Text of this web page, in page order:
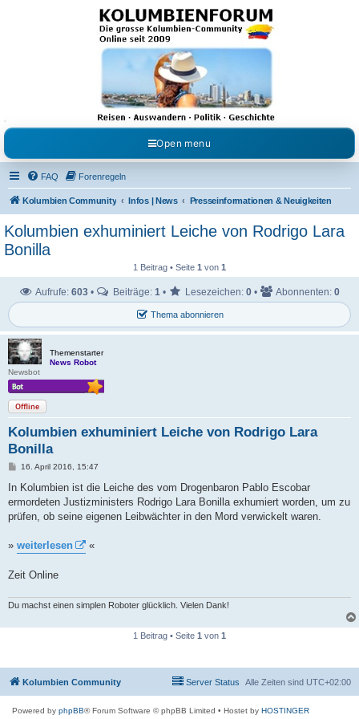
Kolumbienforum - Das
grosse Forum der
Freunde Kolumbiens
Reisen, Auswandern, Kultur, Politik, Geschichte und Visum in Kolumbien und Venezuela.
Austausch, Erfahrungen und Gemeinschaft im Kolumbienforum
Open menu
FAQ Forenregeln
Kolumbien Community Infos | News Presseinformationen & Neuigkeiten
Kolumbien exhuminiert Leiche von Rodrigo Lara
Bonilla
1 Beitrag • Seite 1 von 1
Thema abonnieren
Aufrufe: 603 • Beiträge: 1 • Lesezeichen: 0 • Abonnenten: 0
Themenstarter
News Robot
Newsbot
Offline
Kolumbien exhuminiert Leiche von Rodrigo Lara
Bonilla
B
r
a
16. April 2016, 15:47
In Kolumbien ist die Leiche des vom Drogenbaron Pablo Escobar
ermordeten Justizministers Rodrigo Lara Bonilla exhumiert worden, um zu
prüfen, ob seine eigenen Leibwächter in den Mord verwickelt waren.
» weiterlesen «
Zeit Online
Du machst einen simplen Roboter glücklich. Vielen Dank!
1 Beitrag • Seite 1 von 1
Kolumbien Community Alle Zeiten sind UTC+02:00
Server Status
Powered by phpBB® Forum Software © phpBB Limited • Hostet by HOSTINGER